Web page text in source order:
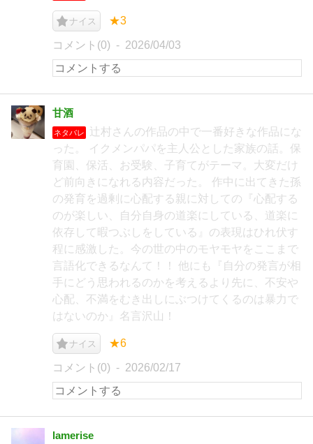
ナイス ★3
コメント(0) 2026/04/03
甘酒
ネタバレ
辻村さんの作品の中で一番好きな作品にな
った。 イクメンパパを主人公とした家族の話。保
育園、保活、お受験、子育てがテーマ。大変だけ
ど前向きになれる内容だった。 作中に出てきた孫
の発育を過剰に心配する親に対しての『心配する
のが楽しい、自分自身の道楽にしている、道楽に
依存して暇つぶしをしている』の表現はひれ伏す
程に感激した。今の世の中のモヤモヤをここまで
言語化できるなんて！！ 他にも『自分の発言が相
手にどう思われるのかを考えるより先に、不安や
心配、不満をむき出しにぶつけてくるのは暴力で
はないのか』名言沢山！
ナイス ★6
コメント(0) 2026/02/17
lamerise